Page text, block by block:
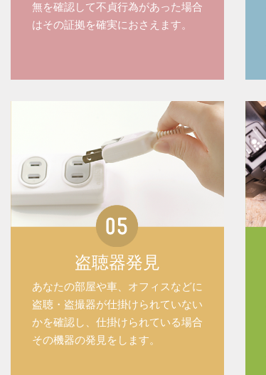
無を確認して不貞行為があった場合
はその証拠を確実におさえます。
盗聴器発見
あなたの部屋や車、オフィスなどに
盗聴・盗撮器が仕掛けられていない
かを確認し、仕掛けられている場合
その機器の発見をします。